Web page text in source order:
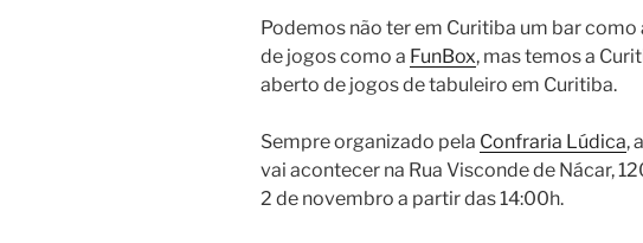
Podemos não ter em Curitiba um bar como
de jogos como a FunBox, mas temos a
aberto de jogos de tabuleiro em Curitiba.
Sempre organizado pela Confraria Lúdica,
vai acontecer na Rua Visconde de Nácar,
2 de novembro a partir das 14:00h.